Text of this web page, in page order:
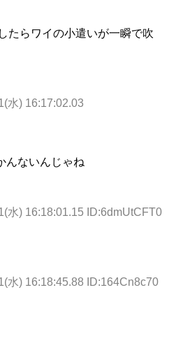
たらワイの小遣いが一瞬で吹
水) 16:17:02.03
んないんじゃね
水) 16:18:01.15 ID:6dmUtCFT0
水) 16:18:45.88 ID:164Cn8c70